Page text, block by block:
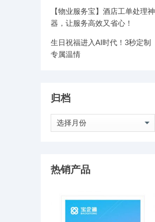
【物业服务宝】酒店工单处理神
器，让服务高效又省心！
生日祝福进入AI时代！3秒定制
专属温情
归档
归
档
热销产品